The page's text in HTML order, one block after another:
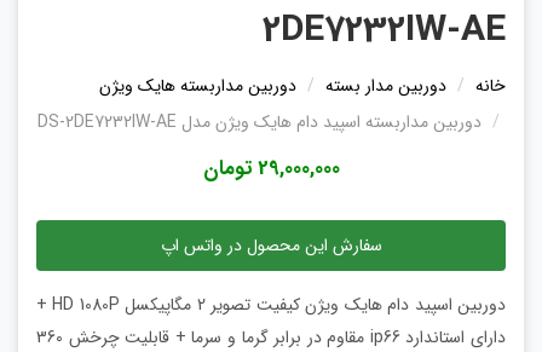
2DE7232IW-AE
خانه دوربین مدار بسته
دوربین مداربسته هایک ویژن
دوربین مداربسته اسپید دام هایک ویژن مدل DS-2DE7232IW-AE
29,000,000 تومان
سفارش این محصول در واتس اپ
دوربین اسپید دام هایک ویژن کیفیت تصویر 2 مگاپیکسل HD 1080P +
دارای استاندارد ip66 مقاوم در برابر گرما و سرما + قابلیت چرخش 360